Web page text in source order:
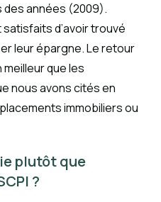
des années (2009).
d’avoir trouvé
leur épargne. Le retour
que les
nous avons cités en
immobiliers ou
plutôt que
?